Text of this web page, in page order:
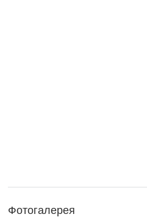
Фотогалерея